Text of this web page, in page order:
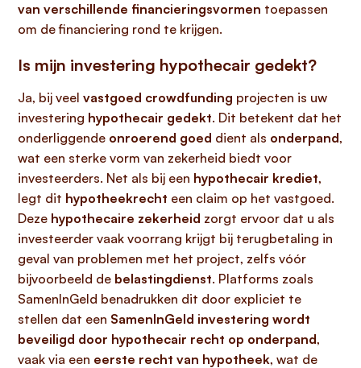
van verschillende financieringsvormen toepassen
om de financiering rond te krijgen.
Is mijn investering hypothecair gedekt?
Ja, bij veel vastgoed crowdfunding projecten is uw
investering hypothecair gedekt. Dit betekent dat het
onderliggende onroerend goed dient als onderpand,
wat een sterke vorm van zekerheid biedt voor
investeerders. Net als bij een hypothecair krediet,
legt dit hypotheekrecht een claim op het vastgoed.
Deze hypothecaire zekerheid zorgt ervoor dat u als
investeerder vaak voorrang krijgt bij terugbetaling in
geval van problemen met het project, zelfs vóór
bijvoorbeeld de belastingdienst. Platforms zoals
SamenInGeld benadrukken dit door expliciet te
stellen dat een SamenInGeld investering wordt
beveiligd door hypothecair recht op onderpand,
vaak via een eerste recht van hypotheek, wat de